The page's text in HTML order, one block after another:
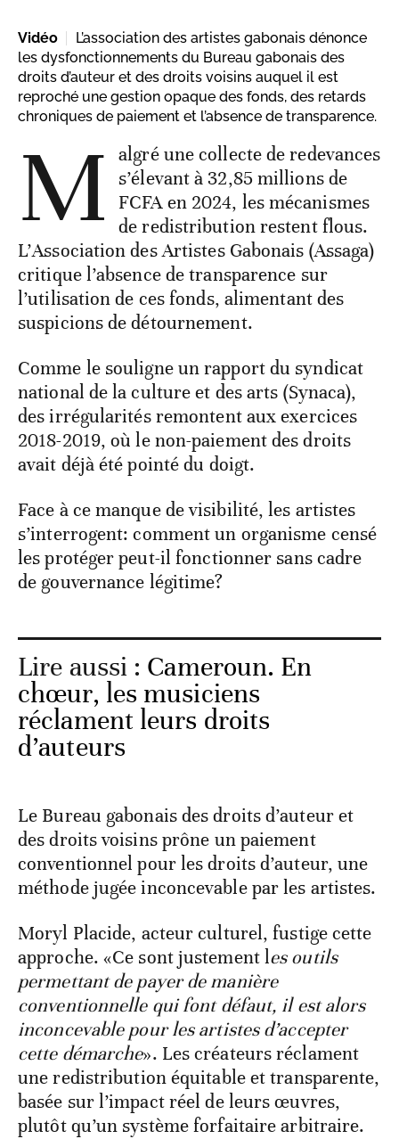
Vidéo
L’association des artistes gabonais dénonce
les dysfonctionnements du Bureau gabonais des
droits d’auteur et des droits voisins auquel il est
reproché une gestion opaque des fonds, des retards
chroniques de paiement et l’absence de transparence.
M
algré une collecte de redevances
s’élevant à 32,85 millions de
FCFA en 2024, les mécanismes
de redistribution restent flous.
L’Association des Artistes Gabonais (Assaga)
critique l’absence de transparence sur
l’utilisation de ces fonds, alimentant des
suspicions de détournement.
Comme le souligne un rapport du syndicat
national de la culture et des arts (Synaca),
des irrégularités remontent aux exercices
2018-2019, où le non-paiement des droits
avait déjà été pointé du doigt.
Face à ce manque de visibilité, les artistes
s’interrogent: comment un organisme censé
les protéger peut-il fonctionner sans cadre
de gouvernance légitime?
Lire aussi : Cameroun. En
chœur, les musiciens
réclament leurs droits
d’auteurs
Le Bureau gabonais des droits d’auteur et
des droits voisins prône un paiement
conventionnel pour les droits d’auteur, une
méthode jugée inconcevable par les artistes.
Moryl Placide, acteur culturel, fustige cette
approche. «Ce sont justement les outils
permettant de payer de manière
conventionnelle qui font défaut, il est alors
inconcevable pour les artistes d’accepter
cette démarche». Les créateurs réclament
une redistribution équitable et transparente,
basée sur l’impact réel de leurs œuvres,
plutôt qu’un système forfaitaire arbitraire.